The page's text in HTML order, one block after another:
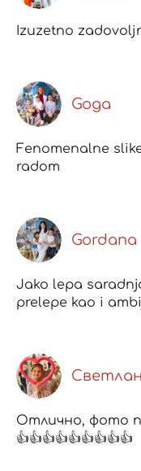
Izuzetno
Goga
Fenomenalne
radom
Gordana
Jako lepa
prelepe kao i
Отлично, фото
👍👍👍👍👍👍👍👍👍